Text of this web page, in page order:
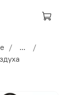
...